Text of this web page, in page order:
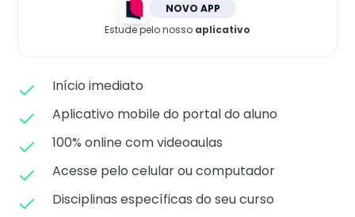
NOVO APP
Estude pelo nosso aplicativo
Início imediato
Aplicativo mobile do portal do aluno
100% online com videoaulas
Acesse pelo celular ou computador
Disciplinas específicas do seu curso